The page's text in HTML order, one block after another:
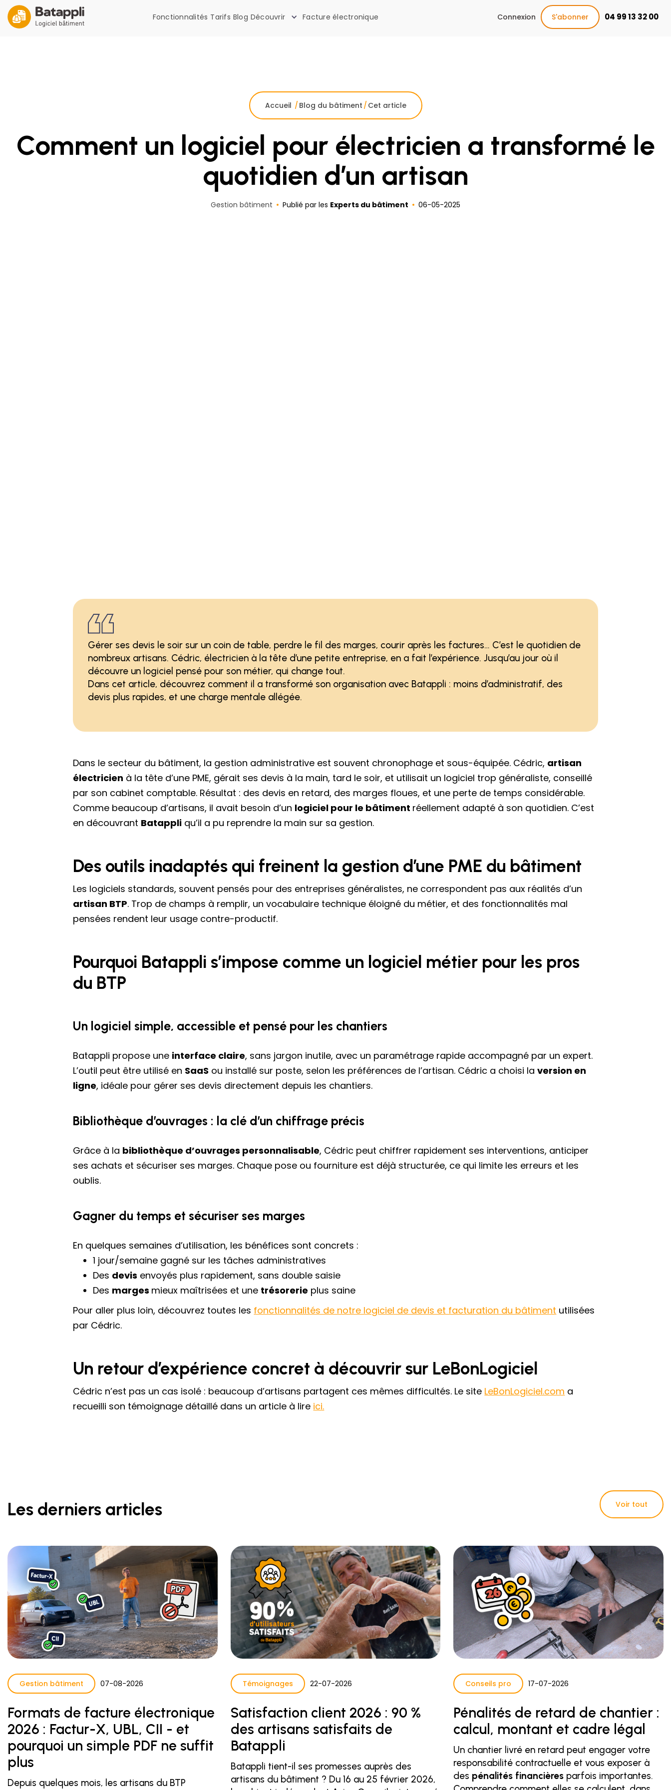
Fonctionnalités Tarifs Blog Découvrir Facture électronique Connexion S'abonner 04 99 13 32 00
Accueil / Blog du bâtiment / Cet article
Comment un logiciel pour électricien a transformé le
quotidien d’un artisan
Gestion bâtiment Publié par les Experts du bâtiment 06-05-2025
Gérer ses devis le soir sur un coin de table, perdre le fil des marges, courir après les factures… C’est le quotidien de
nombreux artisans. Cédric, électricien à la tête d’une petite entreprise, en a fait l’expérience. Jusqu’au jour où il
découvre un logiciel pensé pour son métier, qui change tout.
Dans cet article, découvrez comment il a transformé son organisation avec Batappli : moins d’administratif, des
devis plus rapides, et une charge mentale allégée.
Dans le secteur du bâtiment, la gestion administrative est souvent chronophage et sous-équipée. Cédric, artisan
électricien à la tête d’une PME, gérait ses devis à la main, tard le soir, et utilisait un logiciel trop généraliste, conseillé
par son cabinet comptable. Résultat : des devis en retard, des marges floues, et une perte de temps considérable.
Comme beaucoup d’artisans, il avait besoin d’un logiciel pour le bâtiment réellement adapté à son quotidien. C’est
en découvrant Batappli qu’il a pu reprendre la main sur sa gestion.
Des outils inadaptés qui freinent la gestion d’une PME du bâtiment
Les logiciels standards, souvent pensés pour des entreprises généralistes, ne correspondent pas aux réalités d’un
artisan BTP. Trop de champs à remplir, un vocabulaire technique éloigné du métier, et des fonctionnalités mal
pensées rendent leur usage contre-productif.
Pourquoi Batappli s’impose comme un logiciel métier pour les pros
du BTP
Un logiciel simple, accessible et pensé pour les chantiers
Batappli propose une interface claire, sans jargon inutile, avec un paramétrage rapide accompagné par un expert.
L’outil peut être utilisé en SaaS ou installé sur poste, selon les préférences de l’artisan. Cédric a choisi laversion en
ligne, idéale pour gérer ses devis directement depuis les chantiers.
Bibliothèque d’ouvrages : la clé d’un chiffrage précis
Grâce à la bibliothèque d’ouvrages personnalisable, Cédric peut chiffrer rapidement ses interventions, anticiper
ses achats et sécuriser ses marges. Chaque pose ou fourniture est déjà structurée, ce qui limite les erreurs et les
oublis.
Gagner du temps et sécuriser ses marges
En quelques semaines d’utilisation, les bénéfices sont concrets :
1 jour/semaine gagné sur les tâches administratives
Des devis envoyés plus rapidement, sans double saisie
Des marges mieux maîtrisées et une trésorerie plus saine
Pour aller plus loin, découvrez toutes les fonctionnalités de notre logiciel de devis et facturation du bâtiment utilisées
par Cédric.
Un retour d’expérience concret à découvrir sur LeBonLogiciel
Cédric n’est pas un cas isolé : beaucoup d’artisans partagent ces mêmes difficultés. Le site LeBonLogiciel.com a
recueilli son témoignage détaillé dans un article à lire ici.
Les derniers articles Voir tout
Gestion bâtiment 07-08-2026
Formats de facture électronique
2026 : Factur-X, UBL, CII - et
pourquoi un simple PDF ne suffit
plus
Depuis quelques mois, les artisans du BTP
Témoignages 22-07-2026
Satisfaction client 2026 : 90 %
des artisans satisfaits de
Batappli
Batappli tient-il ses promesses auprès des
artisans du bâtiment ? Du 16 au 25 février 2026,
Conseils pro 17-07-2026
Pénalités de retard de chantier :
calcul, montant et cadre légal
Un chantier livré en retard peut engager votre
responsabilité contractuelle et vous exposer à
des pénalités financières parfois importantes.